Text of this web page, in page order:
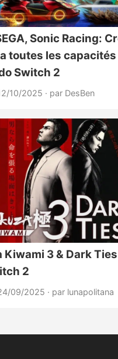
Sonic Racing:
toutes les capacités
Switch 2
10/2025 · par DesBen
Kiwami 3 & Dark
2
09/2025 · par lunapolitana